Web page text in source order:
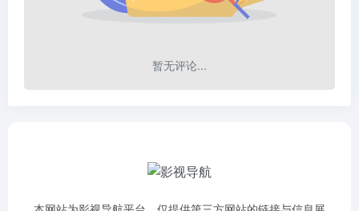
暂无评论...